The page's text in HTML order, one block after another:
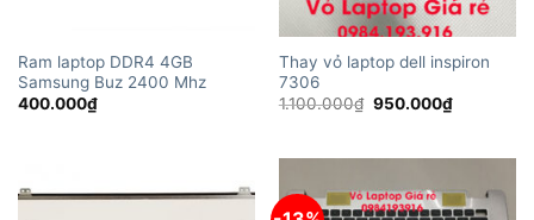
Ram laptop DDR4 4GB
Samsung Buz 2400 Mhz
400.000₫
Thay vỏ laptop dell inspiron
7306
1.100.000₫ Giá
950.000₫Giá
hiện
950.000₫.